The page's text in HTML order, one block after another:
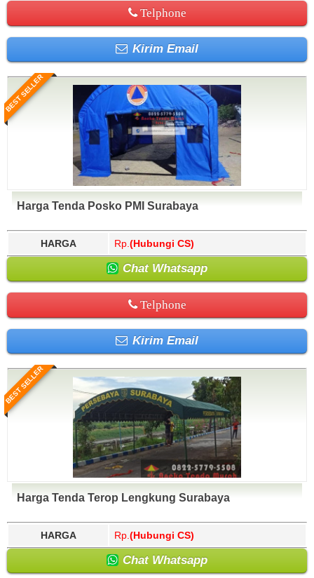
Telphone
Kirim Email
BEST SELLER
Harga Tenda Posko PMI Surabaya
HARGA Rp. (Hubungi CS)
Chat Whatsapp
Telphone
Kirim Email
BEST SELLER
Harga Tenda Terop Lengkung Surabaya
HARGA Rp. (Hubungi CS)
Chat Whatsapp